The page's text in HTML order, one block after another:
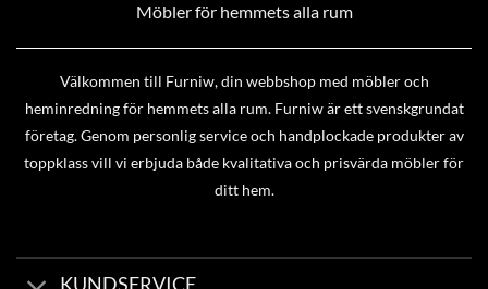
Möbler för hemmets alla rum
Välkommen till Furniw, din webbshop med möbler och
heminredning för hemmets alla rum. Furniw är ett svenskgrundat
företag. Genom personlig service och handplockade produkter av
toppklass vill vi erbjuda både kvalitativa och prisvärda möbler för
ditt hem.
KUNDSERVICE